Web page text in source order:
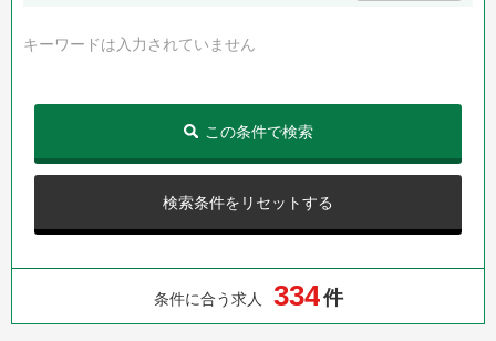
キーワードは入力されていません
検索条件をリセットする
この条件で検索
条件に合う求人 334件